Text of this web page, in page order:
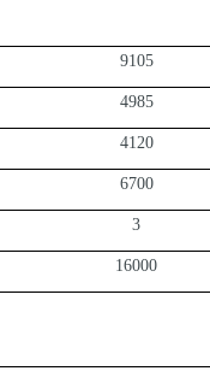
9105
4985
4120
6700
3
16000